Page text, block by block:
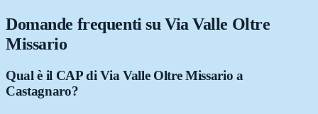
Domande frequenti su Via Valle Oltre
Missario
Qual è il CAP di Via Valle Oltre Missario a
Castagnaro?